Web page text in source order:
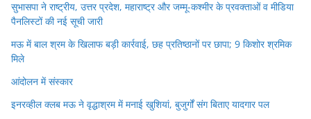
सुभासपा ने राष्ट्रीय, उत्तर प्रदेश, महाराष्ट्र और जम्मू-कश्मीर के प्रवक्ताओं व मीडिया
पैनलिस्टों की नई सूची जारी
मऊ में बाल श्रम के खिलाफ बड़ी कार्रवाई, छह प्रतिष्ठानों पर छापा; 9 किशोर श्रमिक
मिले
आंदोलन में संस्कार
इनरव्हील क्लब मऊ ने वृद्धाश्रम में मनाई खुशियां, बुजुर्गों संग बिताए यादगार पल